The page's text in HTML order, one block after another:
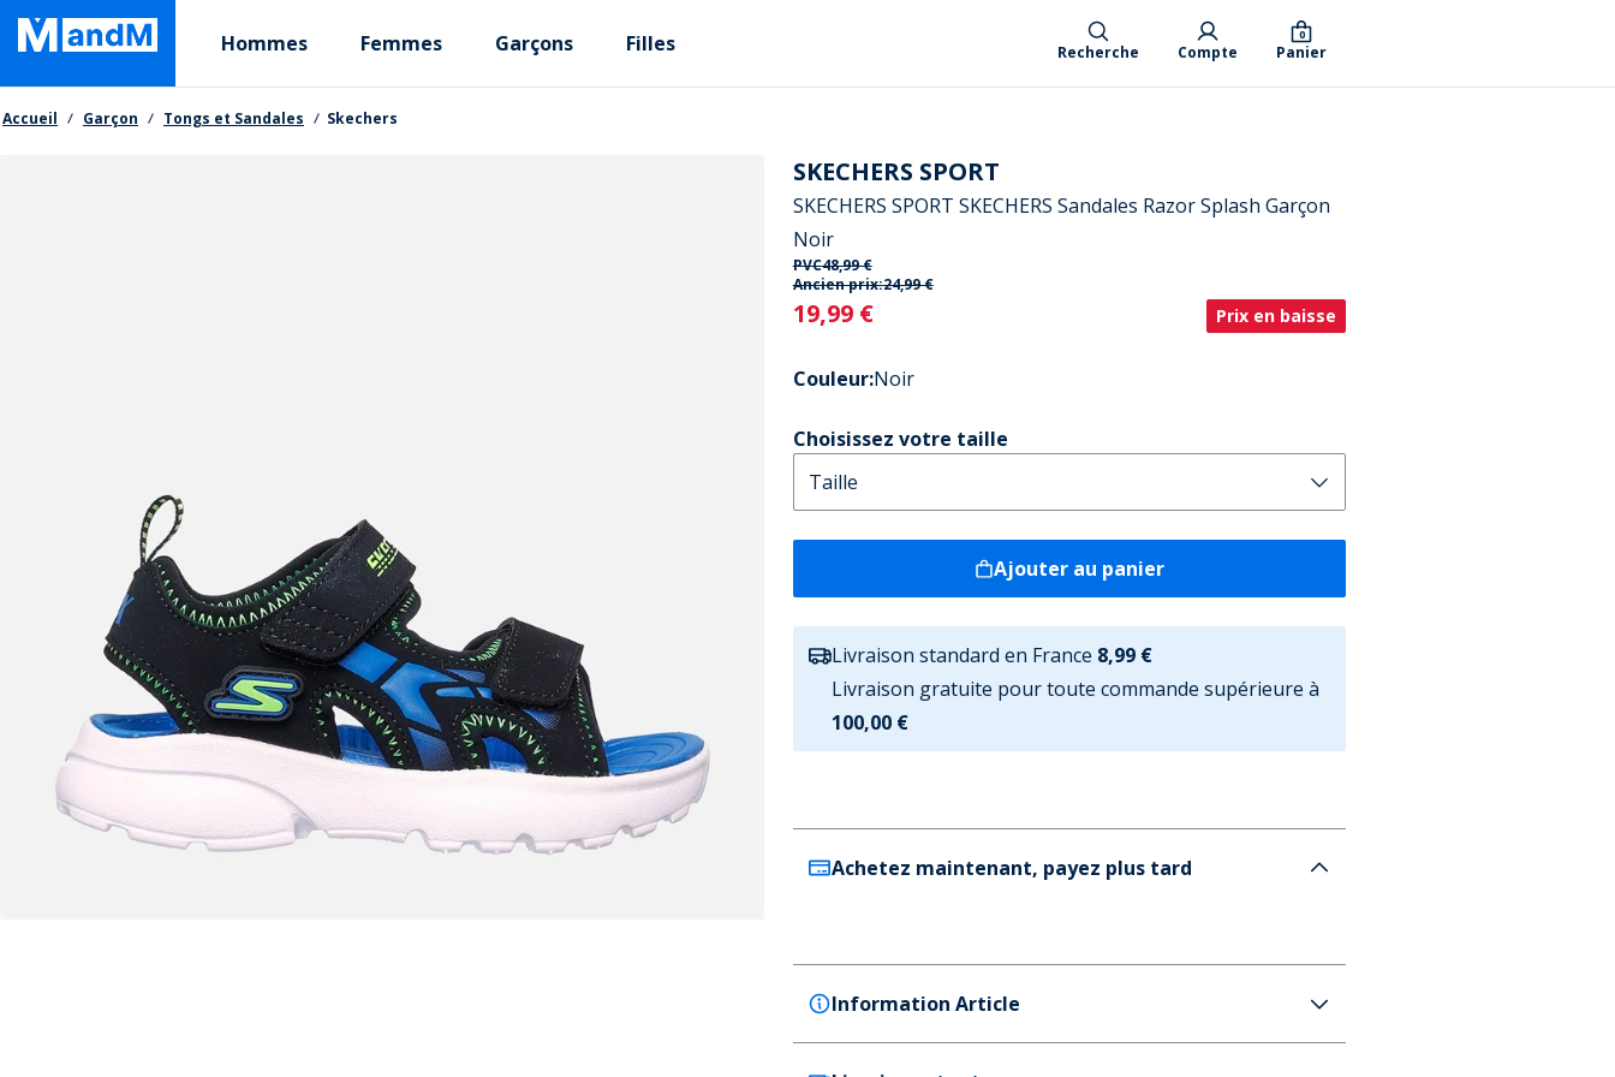
Skip
main
content
Primary departments
Hommes Femmes Garçons Filles Recherche Compte Panier
0
Fil d'Ariane
Accueil Garçon Tongs et Sandales Skechers
SKECHERS SPORT
SKECHERS SPORT SKECHERS Sandales Razor Splash Garçon
Noir
PVC48,99 €
Ancien prix:24,99 €
Current
19,99 € Prix en baisse
Couleur:Noir
Choisissez votre taille
Ajouter au panier
Livraison standard en France 8,99 €
Livraison gratuite pour toute commande supérieure à
100,00 €
Achetez maintenant, payez plus tard
Information Article